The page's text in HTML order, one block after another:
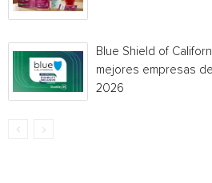
Blue Shield of
mejores empresas
2026